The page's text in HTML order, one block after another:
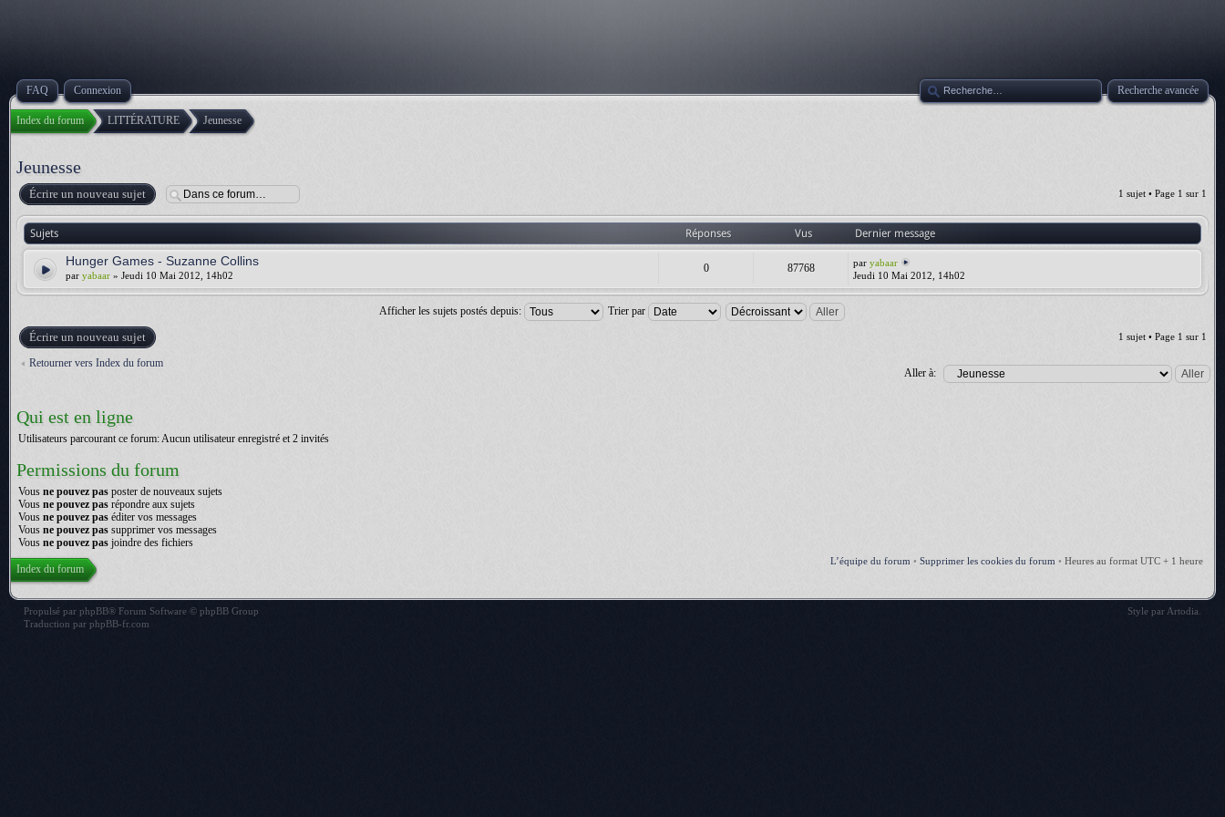
FAQ Connexion Recherche avancée
Index du forum LITTÉRATURE Jeunesse
Jeunesse
Écrire un nouveau sujet 1 sujet • Page 1 sur 1
Sujets Réponses Vus Dernier message
Hunger Games - Suzanne Collins
par yabaar » Jeudi 10 Mai 2012, 14h02
0 87768 paryabaar
Jeudi 10 Mai 2012, 14h02
Afficher les sujets postés depuis: Trier par
Écrire un nouveau sujet 1 sujet • Page 1 sur 1
Retourner vers Index du forum
Aller à:
Qui est en ligne
Utilisateurs parcourant ce forum: Aucun utilisateur enregistré et 2 invités
Permissions du forum
Vous ne pouvez pas poster de nouveaux sujets
Vous ne pouvez pas répondre aux sujets
Vous ne pouvez pas éditer vos messages
Vous ne pouvez pas supprimer vos messages
Vous ne pouvez pas joindre des fichiers
L’équipe du forum • Supprimer les cookies du forum • Heures au format UTC + 1 heure
Index du forum
Propulsé par phpBB® Forum Software © phpBB Group
Traduction par phpBB-fr.com
Style par Artodia